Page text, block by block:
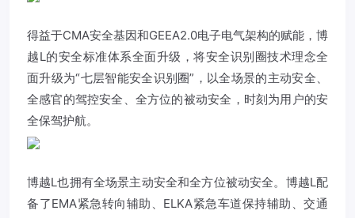
得益于CMA安全基因和GEEA2.0电子电气架构的赋能，博
越L的安全标准体系全面升级，将安全识别圈技术理念全
面升级为“七层智能安全识别圈”，以全场景的主动安全、
全感官的驾控安全、全方位的被动安全，时刻为用户的安
全保驾护航。
博越L也拥有全场景主动安全和全方位被动安全。博越L配
备了EMA紧急转向辅助、ELKA紧急车道保持辅助、交通